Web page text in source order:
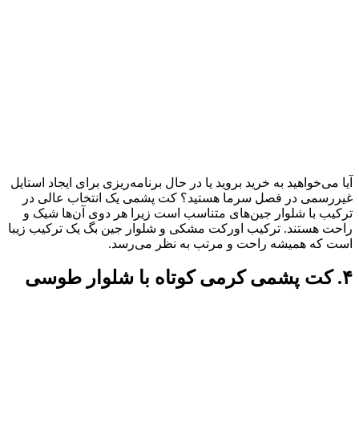
آیا می‌خواهید به خرید بروید یا در حال برنامه‌ریزی برای ایجاد استایل
غیررسمی در فصل سرما هستید؟ کت پشمی یک انتخاب عالی در
ترکیب با شلوار جین‌های متناسب است زیرا هر دوی آن‌ها شیک و
راحت هستند. ترکیب اورکت مشکی و شلوار جین بگ یک ترکیب زیبا
است که همیشه راحت و مرتب به نظر می‌رسد.
۴. کت پشمی کرمی کوتاه با شلوار طوسی